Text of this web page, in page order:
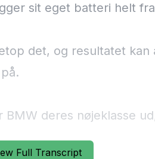
Full Transcript
sit eget batteri helt
det, og resultatet
deres nøjeklasse
i Herning, hvor den